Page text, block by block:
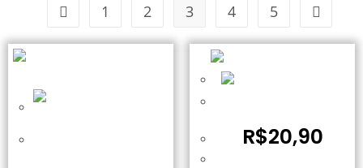
1 2 3 4 5
R$20,90